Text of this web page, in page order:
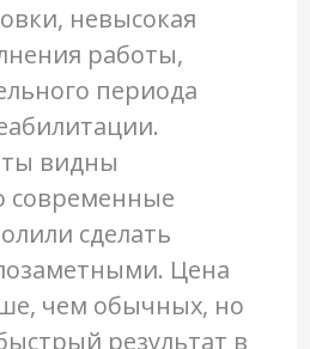
невысокая
работы,
периода
видны
сделать
Цена
чем обычных, но
результат в